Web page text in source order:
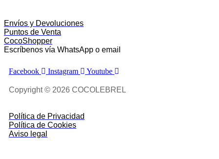
Envíos y Devoluciones
Puntos de Venta
CocoShopper
Escríbenos vía WhatsApp o email
Facebook Instagram Youtube
Copyright © 2026 COCOLEBREL
Política de Privacidad
Política de Cookies
Aviso legal